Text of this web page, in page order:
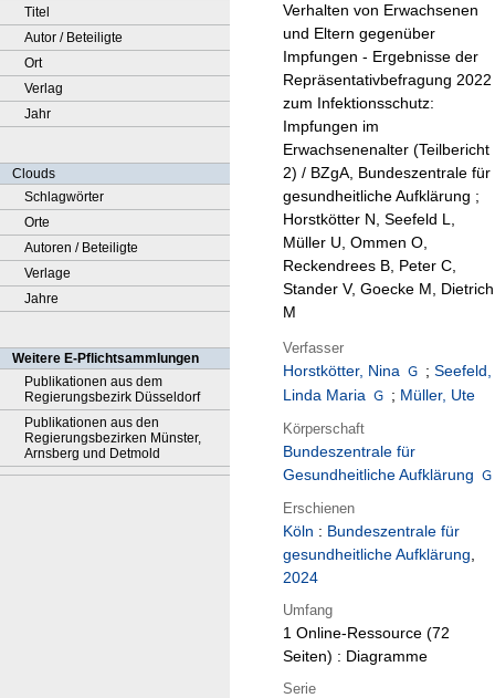
Titel
Autor / Beteiligte
Ort
Verlag
Jahr
Clouds
Schlagwörter
Orte
Autoren / Beteiligte
Verlage
Jahre
Weitere E-Pflichtsammlungen
Publikationen aus dem
Regierungsbezirk Düsseldorf
Publikationen aus den
Regierungsbezirken Münster,
Arnsberg und Detmold
Verhalten von Erwachsenen
und Eltern gegenüber
Impfungen - Ergebnisse der
Repräsentativbefragung 2022
zum Infektionsschutz:
Impfungen im
Erwachsenenalter (Teilbericht
2) / BZgA, Bundeszentrale für
gesundheitliche Aufklärung ;
Horstkötter N, Seefeld L,
Müller U, Ommen O,
Reckendrees B, Peter C,
Stander V, Goecke M, Dietrich
M
Verfasser
Horstkötter, Nina ; Seefeld,
Linda Maria
; Müller, Ute
Körperschaft
Bundeszentrale für
Gesundheitliche Aufklärung
Erschienen
Köln : Bundeszentrale für
gesundheitliche Aufklärung,
2024
Umfang
1 Online-Ressource (72
Seiten) : Diagramme
Serie